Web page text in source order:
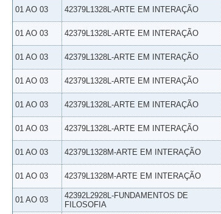
01 AO 03 42379L1328L-ARTE EM INTERAÇÃO
01 AO 03 42379L1328L-ARTE EM INTERAÇÃO
01 AO 03 42379L1328L-ARTE EM INTERAÇÃO
01 AO 03 42379L1328L-ARTE EM INTERAÇÃO
01 AO 03 42379L1328L-ARTE EM INTERAÇÃO
01 AO 03 42379L1328L-ARTE EM INTERAÇÃO
01 AO 03 42379L1328M-ARTE EM INTERAÇÃO
01 AO 03 42379L1328M-ARTE EM INTERAÇÃO
01 AO 03
42392L2928L-FUNDAMENTOS DE
FILOSOFIA